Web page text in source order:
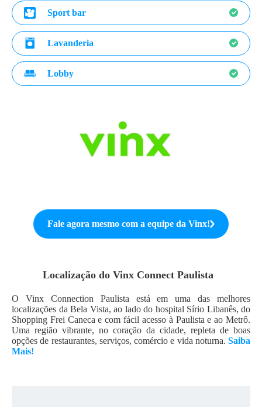
Sport bar
Lavanderia
Lobby
Fale agora mesmo com a equipe da Vinx!
Localização do Vinx Connect Paulista
O Vinx Connection Paulista está em uma das melhores
localizações da Bela Vista, ao lado do hospital Sírio Libanês, do
Shopping Frei Caneca e com fácil acesso à Paulista e ao Metrô.
Uma região vibrante, no coração da cidade, repleta de boas
opções de restaurantes, serviços, comércio e vida noturna. Saiba
Mais!